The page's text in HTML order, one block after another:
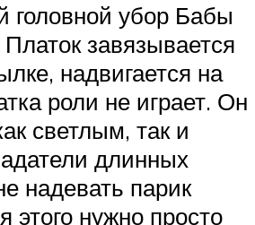
головной убор Бабы
завязывается
надвигается на
роли не играет. Он
светлым, так и
длинных
надевать парик
этого нужно просто